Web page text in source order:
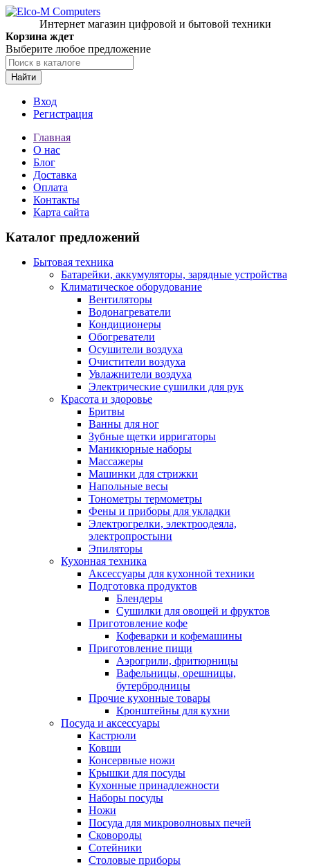
Интернет магазин цифровой и бытовой техники
Корзина ждет
Выберите любое предложение
Найти
Вход
Регистрация
Главная
О нас
Блог
Доставка
Оплата
Контакты
Карта сайта
Каталог предложений
Бытовая техника
Батарейки, аккумуляторы, зарядные устройства
Климатическое оборудование
Вентиляторы
Водонагреватели
Кондиционеры
Обогреватели
Осушители воздуха
Очистители воздуха
Увлажнители воздуха
Электрические сушилки для рук
Красота и здоровье
Бритвы
Ванны для ног
Зубные щетки ирригаторы
Маникюрные наборы
Массажеры
Машинки для стрижки
Напольные весы
Тонометры термометры
Фены и приборы для укладки
Электрогрелки, электроодеяла,
электропростыни
Эпиляторы
Кухонная техника
Аксессуары для кухонной техники
Подготовка продуктов
Блендеры
Сушилки для овощей и фруктов
Приготовление кофе
Кофеварки и кофемашины
Приготовление пищи
Аэрогрили, фритюрницы
Вафельницы, орешницы,
бутербродницы
Прочие кухонные товары
Кронштейны для кухни
Посуда и аксессуары
Кастрюли
Ковши
Консервные ножи
Крышки для посуды
Кухонные принадлежности
Наборы посуды
Ножи
Посуда для микроволновых печей
Сковороды
Сотейники
Столовые приборы